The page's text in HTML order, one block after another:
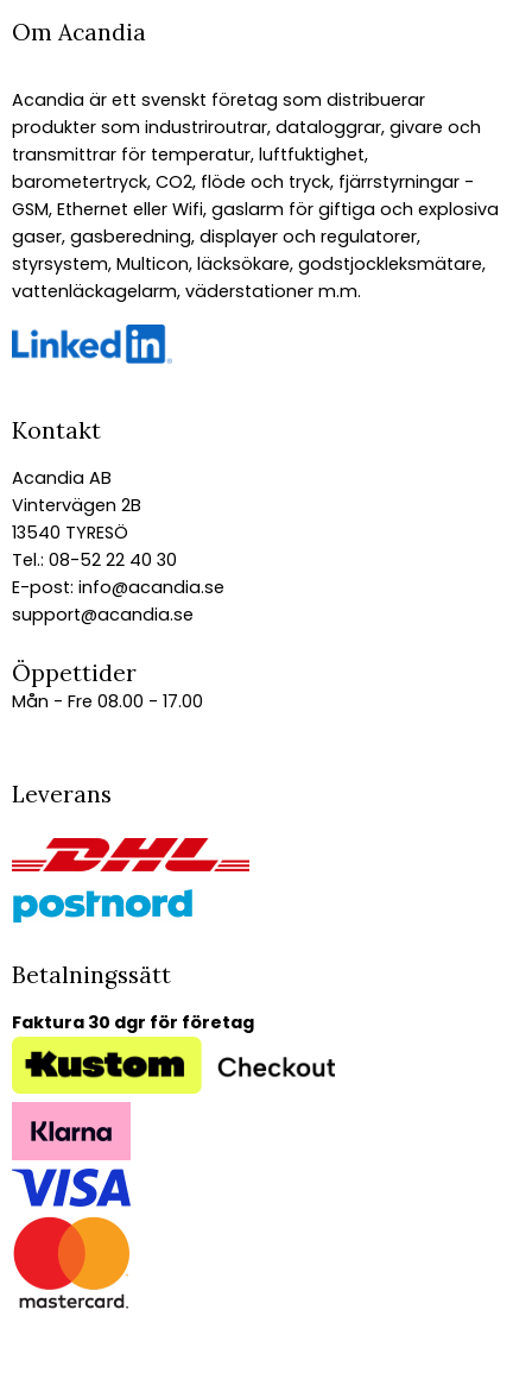
Om Acandia
Acandia är ett svenskt företag som distribuerar
produkter som industriroutrar, dataloggrar, givare och
transmittrar för temperatur, luftfuktighet,
barometertryck, CO2, flöde och tryck, fjärrstyrningar -
GSM, Ethernet eller Wifi, gaslarm för giftiga och explosiva
gaser, gasberedning, displayer och regulatorer,
styrsystem, Multicon, läcksökare, godstjockleksmätare,
vattenläckagelarm, väderstationer m.m.
Kontakt
Acandia AB
Vintervägen 2B
13540 TYRESÖ
Tel.: 08-52 22 40 30
E-post: info@acandia.se
support@acandia.se
Öppettider
Mån - Fre 08.00 - 17.00
Leverans
Betalningssätt
Faktura 30 dgr för företag